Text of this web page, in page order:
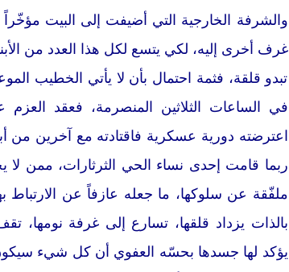
والشرفة الخارجية التي أضيفت إلى البيت مؤخّراً
غرف أخرى إليه، لكي يتسع لكل هذا العدد من
تبدو قلقة، فثمة احتمال بأن لا يأتي الخطيب
في الساعات الثلاثين المنصرمة، فعقد العزم
اعترضته دورية عسكرية فاقتادته مع آخرين من
ربما قامت إحدى نساء الحي الثرثارات، ممن لا
ملفّقة عن سلوكها، ما جعله عازفاً عن الارتباط
بالذات يزداد قلقها، تسارع إلى غرفة نومها،
يؤكد لها جسدها بحسّه العفوي أن كل شيء